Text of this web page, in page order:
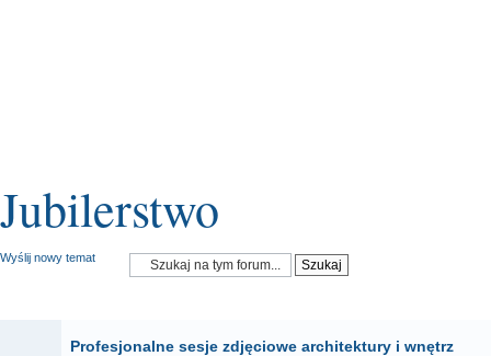
Jubilerstwo
Wyślij nowy temat
Profesjonalne sesje zdjęciowe architektury i wnętrz